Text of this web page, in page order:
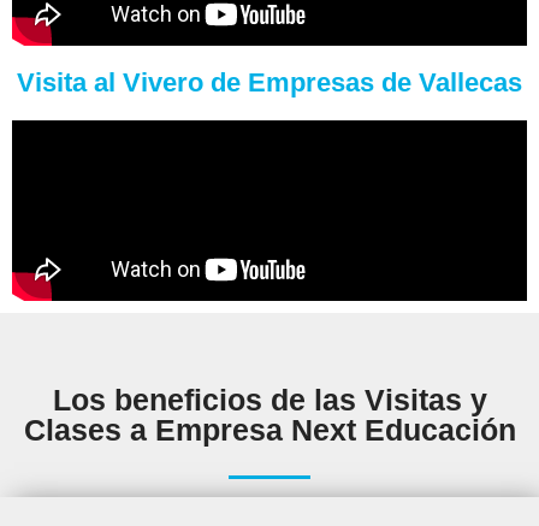
Visita al Vivero de Empresas de Vallecas
Los beneficios de las Visitas y
Clases a Empresa Next Educación